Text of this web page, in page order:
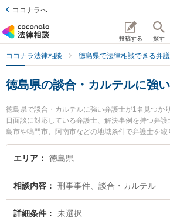
ココナラへ
投稿する 探す
ココナラ法律相談 徳島県で法律相談できる弁
徳島県の談合・カルテルに強
徳島県で談合・カルテルに強い弁護士が1名見つか
日面談に対応している弁護士、解決事例を持つ弁
島市や鳴門市、阿南市などの地域条件で弁護士を
係する加害者側や少年事件、再犯・前科あり等の
もでき便利です。特にベリーベスト法律事務所 徳
い』『談合・カルテルのトラブル解決の実績豊富
い』『初回相談無料で談合・カルテルを法律相談
談予約したい』などでお困りの相談者さんにおすす
エリア 徳島県
相談内容 刑事事件、談合・カルテル
詳細条件 未選択